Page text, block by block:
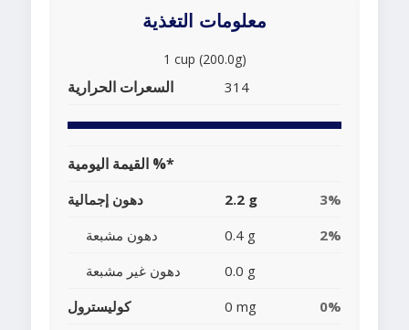
معلومات التغذية
1 cup (200.0g)
السعرات الحرارية 314
القيمة اليومية %*
دهون إجمالية 2.2 g
3%
دهون مشبعة
0.4 g
2%
دهون غير مشبعة
0.0 g
كوليسترول
0 mg
0%